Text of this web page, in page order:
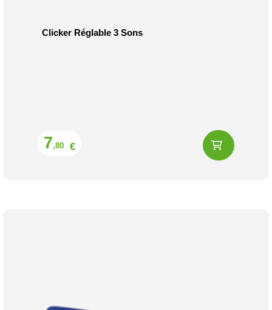
Clicker Réglable 3 Sons
7,80 €